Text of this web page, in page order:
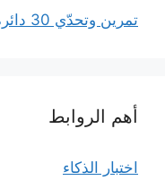
تمرين وتحدّي 30 دائرة (ملف مجاني جاهز للطباعة)
أهم الروابط
اختبار الذكاء